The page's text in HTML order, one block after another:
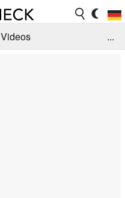
Videos
...